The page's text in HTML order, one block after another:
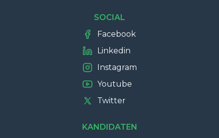
SOCIAL
Facebook
Linkedin
Instagram
Youtube
Twitter
KANDIDATEN